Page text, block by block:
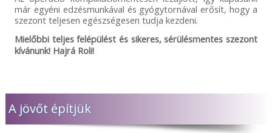
már egyéni edzésmunkával és gyógytornával erősít, hogy a
szezont teljesen egészségesen tudja kezdeni.
Mielőbbi teljes felépülést és sikeres, sérülésmentes szezont
kívánunk! Hajrá Roli!
A jövőt építjük